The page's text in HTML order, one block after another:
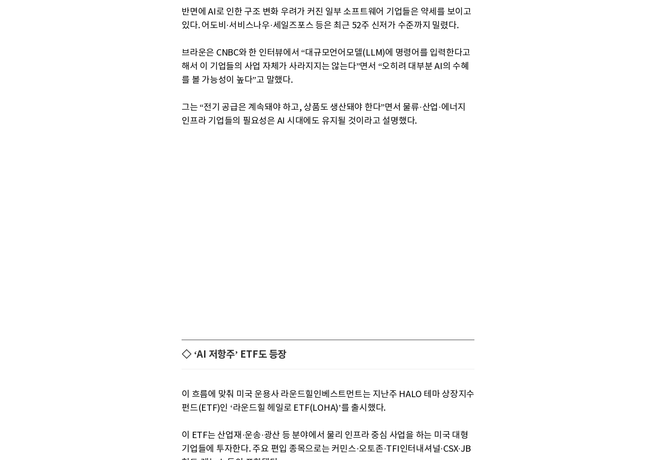
반면에 AI로 인한 구조 변화 우려가 커진 일부 소프트웨어 기업들은 약세를 보이고
있다. 어도비·서비스나우·세일즈포스 등은 최근 52주 신저가 수준까지 밀렸다.
브라운은 CNBC와 한 인터뷰에서 “대규모언어모델(LLM)에 명령어를 입력한다고
해서 이 기업들의 사업 자체가 사라지지는 않는다”면서 “오히려 대부분 AI의 수혜
를 볼 가능성이 높다”고 말했다.
그는 “전기 공급은 계속돼야 하고, 상품도 생산돼야 한다”면서 물류·산업·에너지
인프라 기업들의 필요성은 AI 시대에도 유지될 것이라고 설명했다.
◇ ‘AI 저항주’ ETF도 등장
이 흐름에 맞춰 미국 운용사 라운드힐인베스트먼트는 지난주 HALO 테마 상장지수
펀드(ETF)인 ‘라운드힐 헤일로 ETF(LOHA)’를 출시했다.
이 ETF는 산업재·운송·광산 등 분야에서 물리 인프라 중심 사업을 하는 미국 대형
기업들에 투자한다. 주요 편입 종목으로는 커민스·오토존·TFI인터내셔널·CSX·JB